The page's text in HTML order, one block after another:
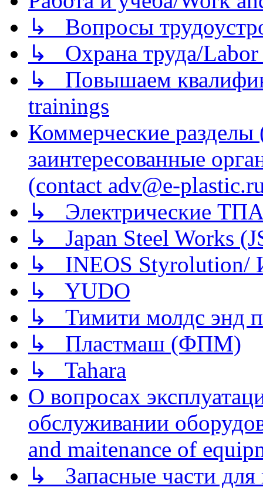
↳ Вопросы
↳ Охрана труда/Labor
↳ Повышаем
trainings
Коммерческие
заинтересованные
(contact adv@e-
↳ Электрические
↳ Japan Steel Works
↳ INEOS
↳ YUDO
↳ Тимити молдс энд
↳ Пластмаш (ФПМ)
↳ Tahara
О вопросах
обслуживании
and maitenance of
↳ Запасные части для